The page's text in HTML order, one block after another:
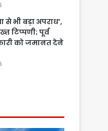
से भी बड़ा अपराध’,
टिप्पणी; पूर्व
को जमानत देने